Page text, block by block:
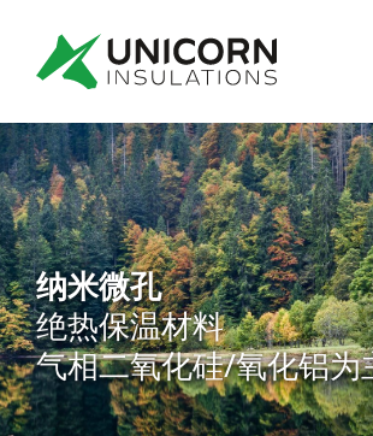
纳米微孔
绝热保温材料
气相二氧化硅/氧化铝为